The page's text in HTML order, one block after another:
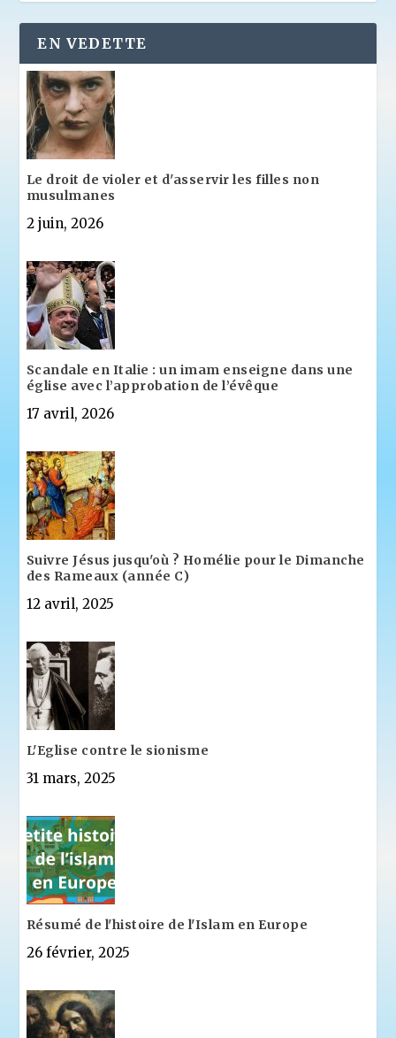
EN VEDETTE
Le droit de violer et d'asservir les filles non
musulmanes
2 juin, 2026
Scandale en Italie : un imam enseigne dans une
église avec l’approbation de l’évêque
17 avril, 2026
Suivre Jésus jusqu'où ? Homélie pour le Dimanche
des Rameaux (année C)
12 avril, 2025
L'Eglise contre le sionisme
31 mars, 2025
Résumé de l'histoire de l'Islam en Europe
26 février, 2025